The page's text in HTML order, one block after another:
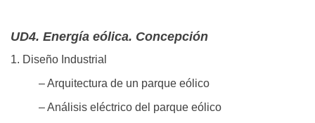
UD4. Energía eólica. Concepción
1. Diseño Industrial
– Arquitectura de un parque eólico
– Análisis eléctrico del parque eólico